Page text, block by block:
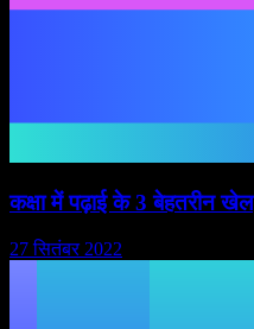
कक्षा में पढ़ाई के 3 बेहतरीन खेल
27 सितंबर 2022